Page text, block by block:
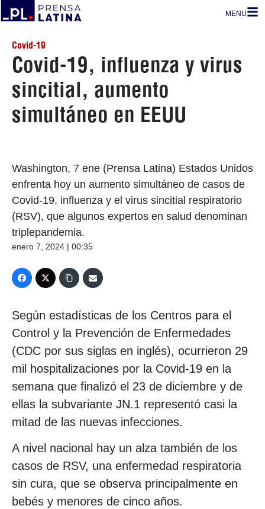
MENU
Covid-19
Covid-19, influenza y virus
sincitial, aumento
simultáneo en EEUU
Washington, 7 ene (Prensa Latina) Estados Unidos
enfrenta hoy un aumento simultáneo de casos de
Covid-19, influenza y el virus sincitial respiratorio
(RSV), que algunos expertos en salud denominan
triplepandemia.
enero 7, 2024 | 00:35
Según estadísticas de los Centros para el
Control y la Prevención de Enfermedades
(CDC por sus siglas en inglés), ocurrieron 29
mil hospitalizaciones por la Covid-19 en la
semana que finalizó el 23 de diciembre y de
ellas la subvariante JN.1 representó casi la
mitad de las nuevas infecciones.
A nivel nacional hay un alza también de los
casos de RSV, una enfermedad respiratoria
sin cura, que se observa principalmente en
bebés y menores de cinco años.